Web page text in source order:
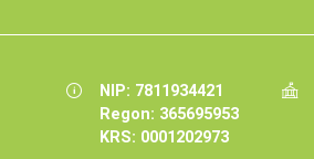
NIP: 7811934421
Regon: 365695953
KRS: 0001202973